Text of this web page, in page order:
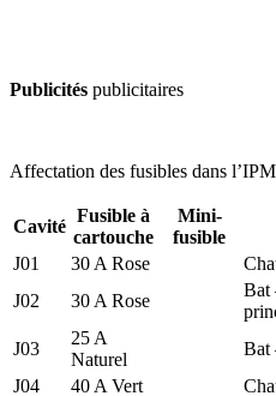
Publicités publicitaires
Affectation des fusibles dans
Cavité
Fusible à
cartouche
Mini-
fusible
J01
30 A Rose
J02
30 A Rose
Bat
J03
25 A
Naturel
Bat
J04
40 A Vert